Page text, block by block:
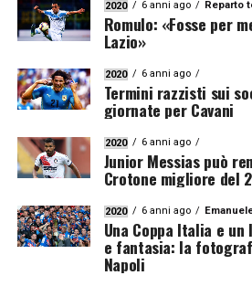
2020 6 anni ago Reparto
Romulo: «Fosse per
Lazio»
2020 6 anni ago
Termini razzisti sui
giornate per Cavani
2020 6 anni ago
Junior Messias può
Crotone migliore del
2020 6 anni ago
Una Coppa Italia e
e fantasia: la
Napoli